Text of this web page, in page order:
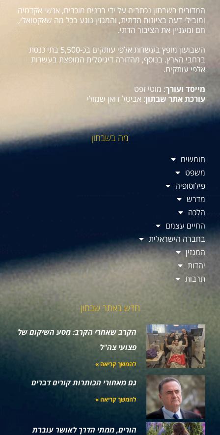
המדורים בשבתון נכתבים על ידי רבנים מוכרים, אנשי אקדמיה
ומובילי דעה בציונות הדתית, והמגזין נוגע בכל מה שאקטואלי,
חם ומעניין את הציבור הדתי.
השבועון מופץ בעשרות אלפי עותקים בכ-5,500 בתי כנסת
ברחבי הארץ. בנוסף, מהדורה דיגיטלית המופצת בעשרות
אלפי עותקים.
מייסד ועורך: מוטי זפט
עורכת אתר שבתון: אביטל דואן שמולי
מה בשבתון
חומשים
משפט
פילוסופיה
מדרש
הלכה
החיים עצמם
בחברה הישראלית
המגזין
יהדות
תרבות
חדש באתר שבתון
הקרב שאחרי הקרב: מסע השיקום של
פצועי צה"ל
להמשך קריאה »
גם מאחורי הכותרות קורים דברים
להמשך קריאה »
הורים, ממתי הדרך לאושר עוברת